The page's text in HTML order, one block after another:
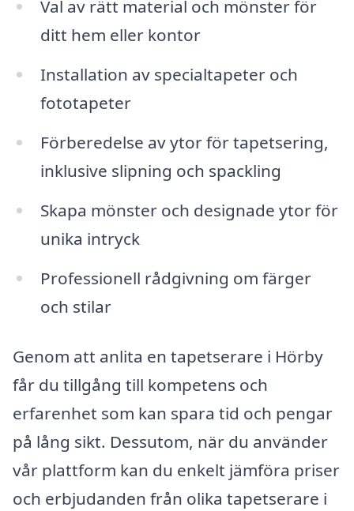
Val av rätt material och mönster för
ditt hem eller kontor
Installation av specialtapeter och
fototapeter
Förberedelse av ytor för tapetsering,
inklusive slipning och spackling
Skapa mönster och designade ytor för
unika intryck
Professionell rådgivning om färger
och stilar
Genom att anlita en tapetserare i Hörby
får du tillgång till kompetens och
erfarenhet som kan spara tid och pengar
på lång sikt. Dessutom, när du använder
vår plattform kan du enkelt jämföra priser
och erbjudanden från olika tapetserare i